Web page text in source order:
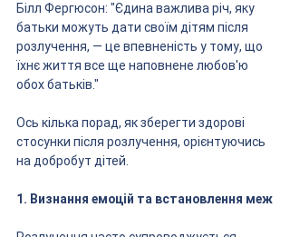
Білл Фергюсон: "Єдина важлива річ, яку
батьки можуть дати своїм дітям після
розлучення, — це впевненість у тому, що
їхнє життя все ще наповнене любов'ю
обох батьків."
Ось кілька порад, як зберегти здорові
стосунки після розлучення, орієнтуючись
на добробут дітей.
1. Визнання емоцій та встановлення меж